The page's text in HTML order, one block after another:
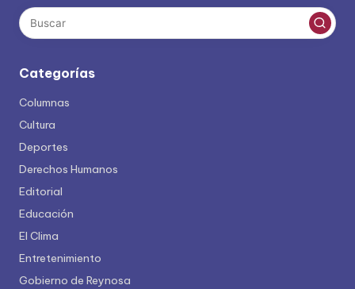
Categorías
Columnas
Cultura
Deportes
Derechos Humanos
Editorial
Educación
El Clima
Entretenimiento
Gobierno de Reynosa